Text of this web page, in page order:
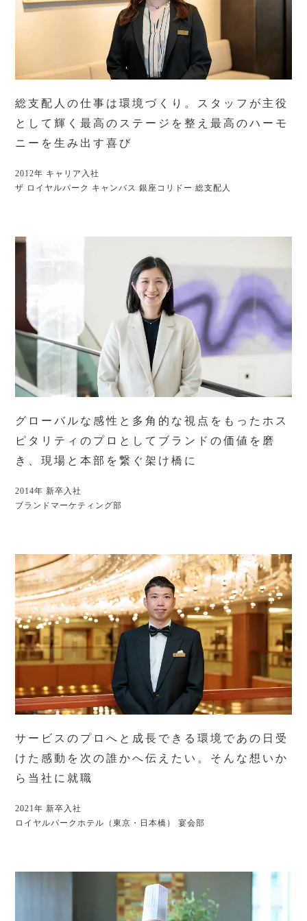
総支配人の仕事は環境づくり。 スタッフが主役
として輝く最高のステージを整え最高のハーモ
ニーを生み出す喜び
2012年 キャリア入社
ザ ロイヤルパーク キャンバス 銀座コリドー 総支配人
グローバルな感性と多角的な視点をもったホス
ピタリティのプロとして ブランドの価値を磨
き、現場と本部を繋ぐ架け橋に
2014年 新卒入社
ブランドマーケティング部
サービスのプロへと成長できる環境で あの日受
けた感動を次の誰かへ伝えたい。 そんな想いか
ら当社に就職
2021年 新卒入社
ロイヤルパークホテル（東京・日本橋） 宴会部